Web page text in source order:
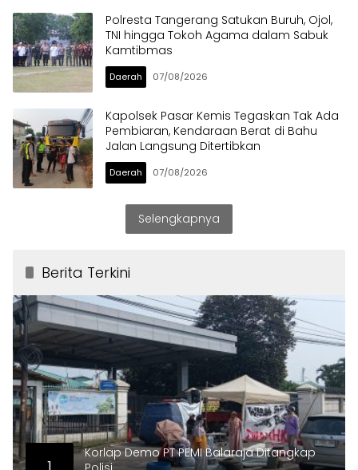
Polresta Tangerang Satukan Buruh, Ojol,
TNI hingga Tokoh Agama dalam Sabuk
Kamtibmas
Daerah 07/08/2026
Kapolsek Pasar Kemis Tegaskan Tak Ada
Pembiaran, Kendaraan Berat di Bahu
Jalan Langsung Ditertibkan
Daerah 07/08/2026
Selengkapnya
Berita Terkini
Korlap Demo PT PEMI Balaraja Ditangkap